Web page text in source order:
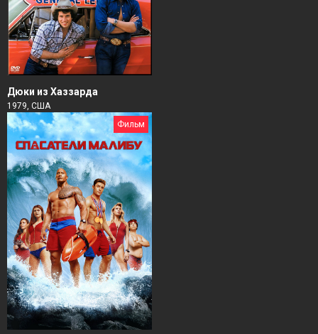
Дюки из Хаззарда
1979, США
Фильм